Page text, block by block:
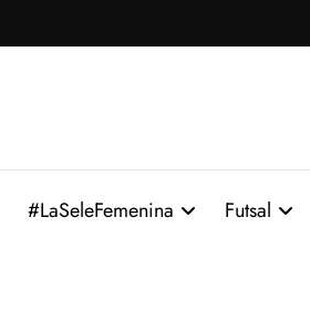
#LaSeleFemenina Futsal